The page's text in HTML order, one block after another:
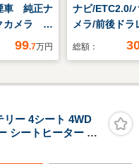
車 純正ナ
カメラ フ
ヘッドラ
電動格納
トライ
99.7万円
ナビ/ETC2.0/
メラ/前後ドラ
総額：
リー 4シート 4WD
シートヒーター サ
ンチアルミ レッド